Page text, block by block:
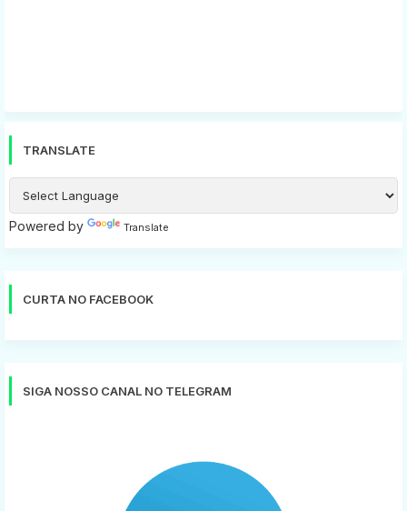
TRANSLATE
Powered by Translate
CURTA NO FACEBOOK
SIGA NOSSO CANAL NO TELEGRAM